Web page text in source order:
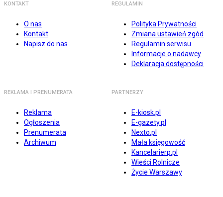
KONTAKT
O nas
Kontakt
Napisz do nas
REGULAMIN
Polityka Prywatności
Zmiana ustawień zgód
Regulamin serwisu
Informacje o nadawcy
Deklaracja dostępności
REKLAMA I PRENUMERATA
Reklama
Ogłoszenia
Prenumerata
Archiwum
PARTNERZY
E-kiosk.pl
E-gazety.pl
Nexto.pl
Mała księgowość
Kancelarierp.pl
Wieści Rolnicze
Życie Warszawy